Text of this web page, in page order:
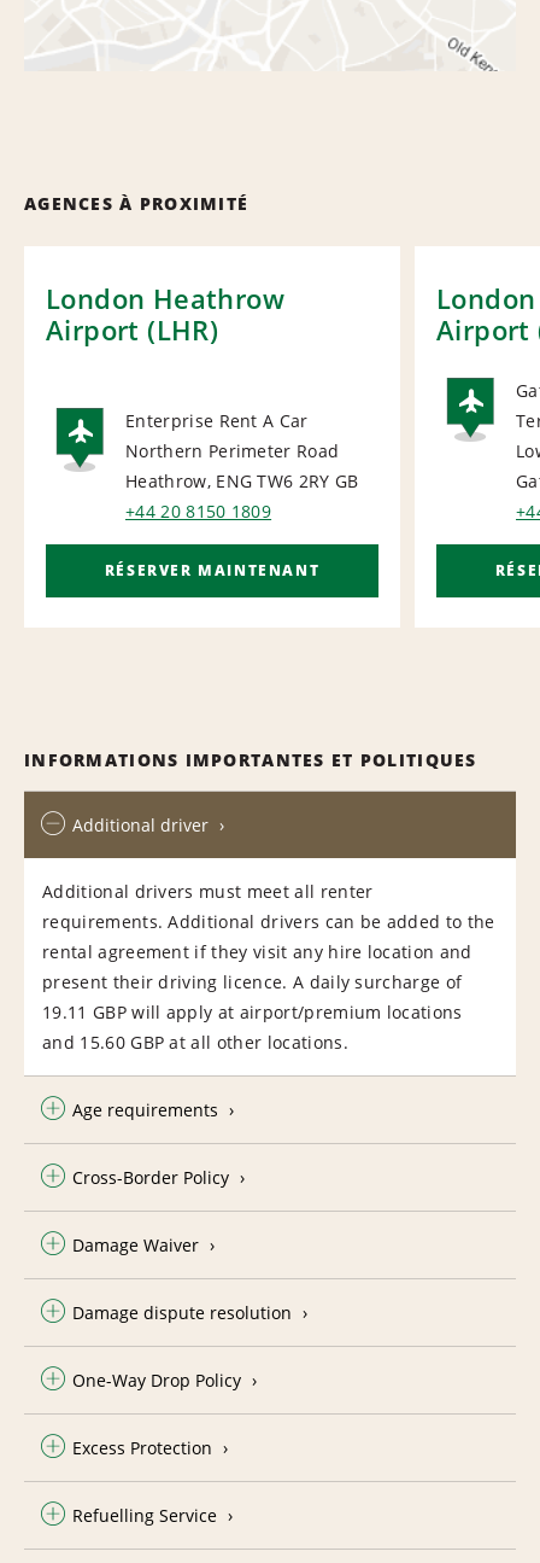
AGENCES À PROXIMITÉ
London Heathrow
Airport (LHR)
AIRPORT
Enterprise Rent A Car
Northern Perimeter Road
Heathrow, ENG TW6 2RY GB
+44 20 8150 1809
RÉSERVER MAINTENANT
Airport
INFORMATIONS IMPORTANTES ET POLITIQUES
Additional driver
Additional drivers must meet all renter
requirements. Additional drivers can be added to the
rental agreement if they visit any hire location and
present their driving licence. A daily surcharge of
19.11 GBP will apply at airport/premium locations
and 15.60 GBP at all other locations.
Age requirements
Cross-Border Policy
Damage Waiver
Damage dispute resolution
One-Way Drop Policy
Excess Protection
Refuelling Service